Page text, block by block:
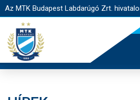
Az MTK Budapest Labdarúgó Zrt.